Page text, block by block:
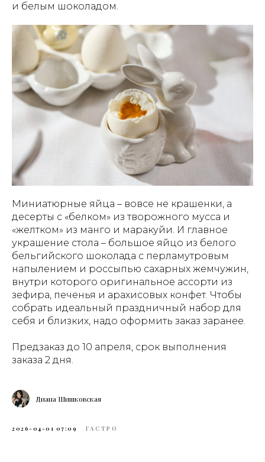
и белым шоколадом.
Миниатюрные яйца – вовсе не крашенки, а
десерты с «белком» из творожного мусса и
«желтком» из манго и маракуйи. И главное
украшение стола – большое яйцо из белого
бельгийского шоколада с перламутровым
напылением и россыпью сахарных жемчужин,
внутри которого оригинальное ассорти из
зефира, печенья и арахисовых конфет. Чтобы
собрать идеальный праздничный набор для
себя и близких, надо оформить заказ заранее.
Предзаказ до 10 апреля, срок выполнения
заказа 2 дня.
Диана Шишковская
2026-04-01 07:09 ГАСТРО